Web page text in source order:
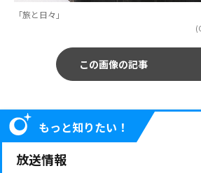
「旅と日々」
この画像の記事
もっと知りたい！
放送情報